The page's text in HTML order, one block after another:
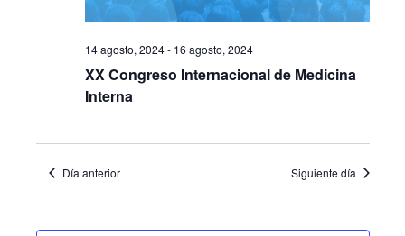
14 agosto, 2024- 16 agosto, 2024
XX Congreso Internacional de Medicina
Interna
Día anterior Siguiente día